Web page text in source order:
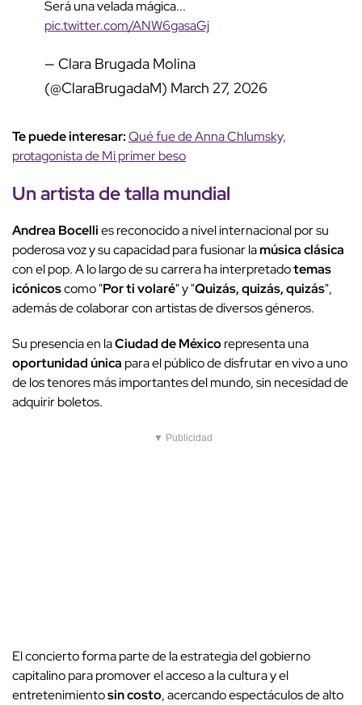
Será una velada mágica...
pic.twitter.com/ANW6gasaGj
— Clara Brugada Molina
(@ClaraBrugadaM) March 27, 2026
Te puede interesar:Qué fue de Anna Chlumsky,
protagonista de Mi primer beso
Un artista de talla mundial
Andrea Bocellies reconocido a nivel internacional por su
poderosa voz y su capacidad para fusionar lamúsica clásica
con el pop. A lo largo de su carrera ha interpretadotemas
icónicoscomo "Por ti volaré" y "Quizás, quizás, quizás",
además de colaborar con artistas de diversos géneros.
Su presencia en laCiudad de Méxicorepresenta una
oportunidad única para el público de disfrutar en vivo a uno
de los tenores más importantes del mundo, sin necesidad de
adquirir boletos.
▼ Publicidad
El concierto forma parte de la estrategia del gobierno
capitalino para promover el acceso a la cultura y el
entretenimientosin costo, acercando espectáculos de alto